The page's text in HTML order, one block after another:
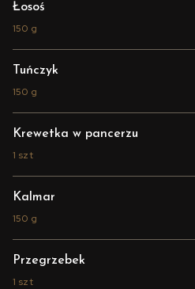
Łosoś
150 g
Tuńczyk
150 g
Krewetka w pancerzu
1 szt
Kalmar
150 g
Przegrzebek
1 szt